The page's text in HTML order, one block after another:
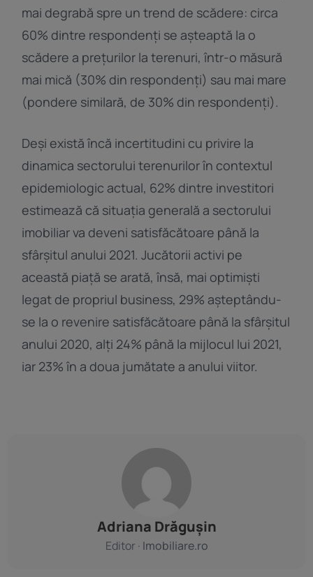
mai degrabă spre un trend de scădere: circa
60% dintre respondenți se așteaptă la o
scădere a prețurilor la terenuri, într-o măsură
mai mică (30% din respondenți) sau mai mare
(pondere similară, de 30% din respondenți).
Deși există încă incertitudini cu privire la
dinamica sectorului terenurilor în contextul
epidemiologic actual, 62% dintre investitori
estimează că situația generală a sectorului
imobiliar va deveni satisfăcătoare până la
sfârșitul anului 2021. Jucătorii activi pe
această piață se arată, însă, mai optimiști
legat de propriul business, 29% așteptându-
se la o revenire satisfăcătoare până la sfârșitul
anului 2020, alți 24% până la mijlocul lui 2021,
iar 23% în a doua jumătate a anului viitor.
Adriana Drăgușin
Editor · Imobiliare.ro